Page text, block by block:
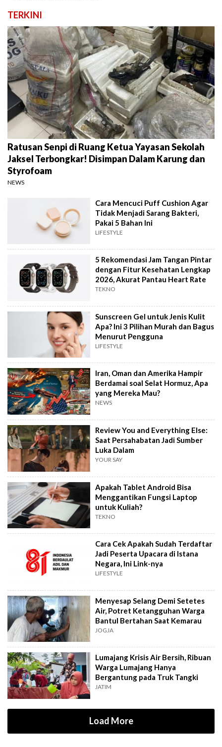
TERKINI
Ratusan Senpi di Ruang Ketua Yayasan Sekolah
Jaksel Terbongkar! Disimpan Dalam Karung dan
Styrofoam
NEWS
Cara Mencuci Puff Cushion Agar
Tidak Menjadi Sarang Bakteri,
Pakai 5 Bahan Ini
LIFESTYLE
5 Rekomendasi Jam Tangan Pintar
dengan Fitur Kesehatan Lengkap
2026, Akurat Pantau Heart Rate
TEKNO
Sunscreen Gel untuk Jenis Kulit
Apa? Ini 3 Pilihan Murah dan Bagus
Menurut Pengguna
LIFESTYLE
Iran, Oman dan Amerika Hampir
Berdamai soal Selat Hormuz, Apa
yang Mereka Mau?
NEWS
Review You and Everything Else:
Saat Persahabatan Jadi Sumber
Luka Dalam
YOUR SAY
Apakah Tablet Android Bisa
Menggantikan Fungsi Laptop
untuk Kuliah?
TEKNO
Cara Cek Apakah Sudah Terdaftar
Jadi Peserta Upacara di Istana
Negara, Ini Link-nya
LIFESTYLE
Menyesap Selang Demi Setetes
Air, Potret Ketangguhan Warga
Bantul Bertahan Saat Kemarau
JOGJA
Lumajang Krisis Air Bersih, Ribuan
Warga Lumajang Hanya
Bergantung pada Truk Tangki
JATIM
Load More